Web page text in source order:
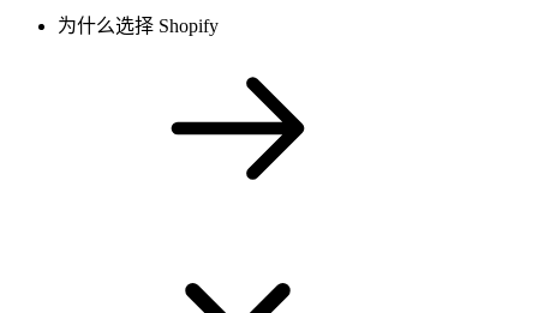
为什么选择 Shopify